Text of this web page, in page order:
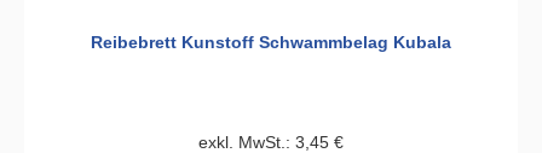
Reibebrett Kunstoff Schwammbelag Kubala
exkl. MwSt.: 3,45 €